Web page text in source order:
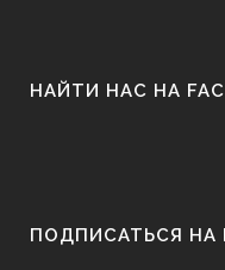
НАЙТИ НАС НА
ПОДПИСАТЬСЯ НА